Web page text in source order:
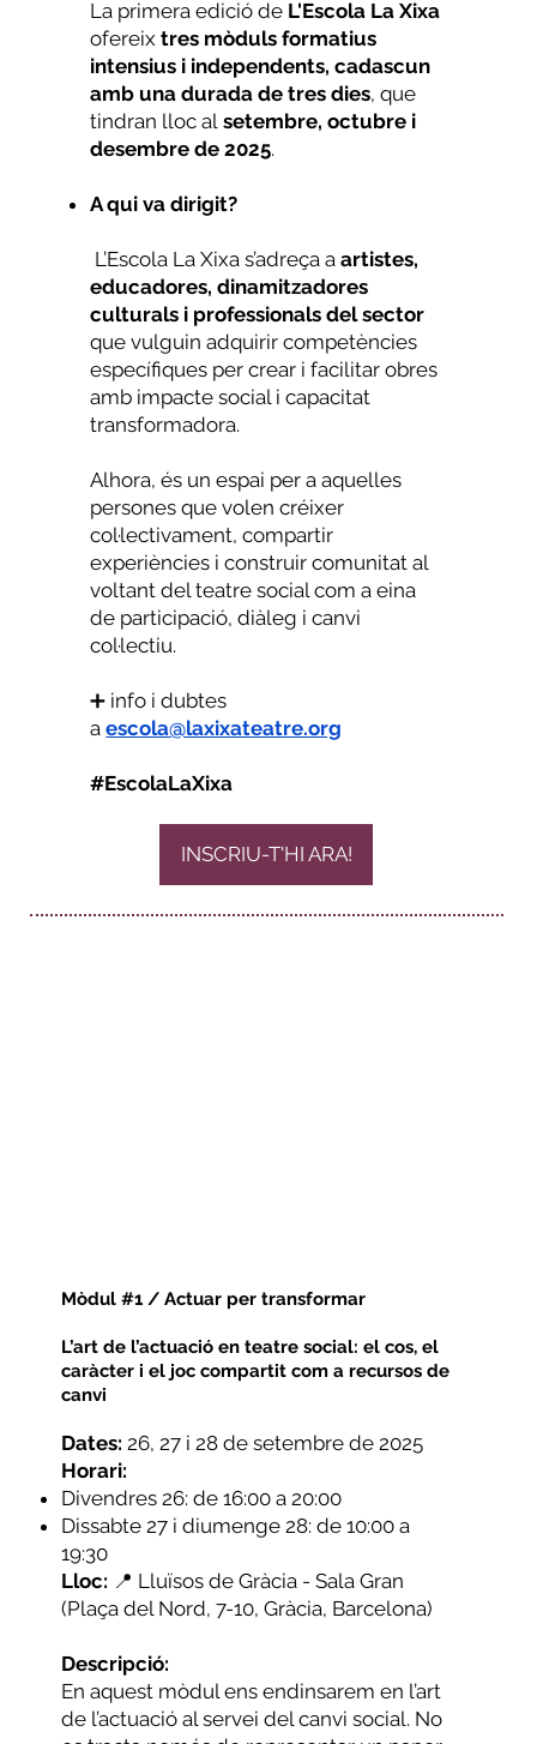
La primera edició de L'Escola La Xixa
ofereixtres mòduls formatius
intensius i independents, cadascun
amb una durada de tres dies, que
tindran lloc alsetembre, octubre i
desembre de 2025.
A qui va dirigit?
L’Escola La Xixa s’adreça aartistes,
educadores, dinamitzadores
culturals i professionals del sector
que vulguin adquirir competències
específiques per crear i facilitar obres
amb impacte social i capacitat
transformadora.
Alhora, és un espai per a aquelles
persones que volen créixer
col·lectivament, compartir
experiències i construir comunitat al
voltant del teatre social com a eina
de participació, diàleg i canvi
col·lectiu.
➕ info i dubtes
aescola@laxixateatre.org
#EscolaLaXixa
INSCRIU-T'HI ARA!
Mòdul #1 / Actuar per transformar
L’art de l’actuació en teatre social: el cos, el
caràcter i el joc compartit com a recursos de
canvi
Dates: 26, 27 i 28 de setembre de 2025
Horari:
Divendres 26: de 16:00 a 20:00
Dissabte 27 i diumenge 28: de 10:00 a
19:30
Lloc: 📍 Lluïsos de Gràcia - Sala Gran
(Plaça del Nord, 7-10, Gràcia, Barcelona)
Descripció:
En aquest mòdul ens endinsarem en l’art
de l’actuació al servei del canvi social. No